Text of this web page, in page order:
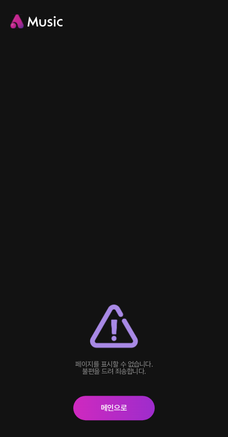
페이지를 표시할 수 없습니다.
불편을 드려 죄송합니다.
메인으로